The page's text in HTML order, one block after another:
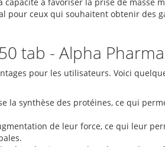
pour ceux qui souhaitent obtenir des
tab - Alpha Pharma
pour les utilisateurs. Voici
la synthèse des protéines, ce qui
de leur force, ce qui leur